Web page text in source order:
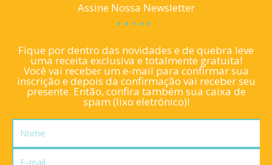
Assine Nossa Newsletter
Fique por dentro das novidades e de quebra leve
uma receita exclusiva e totalmente gratuita!
Você vai receber um e-mail para confirmar sua
inscrição e depois da confirmação vai receber seu
presente. Então, confira também sua caixa de
spam (lixo eletrônico)!
Nome